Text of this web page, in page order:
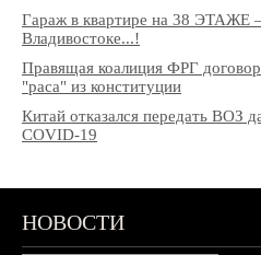
Гараж в квартире на 38 ЭТАЖЕ
Владивостоке...!
Правящая коалиция ФРГ
"раса" из конституции
Китай отказался передать ВОЗ
COVID-19
НОВОСТИ